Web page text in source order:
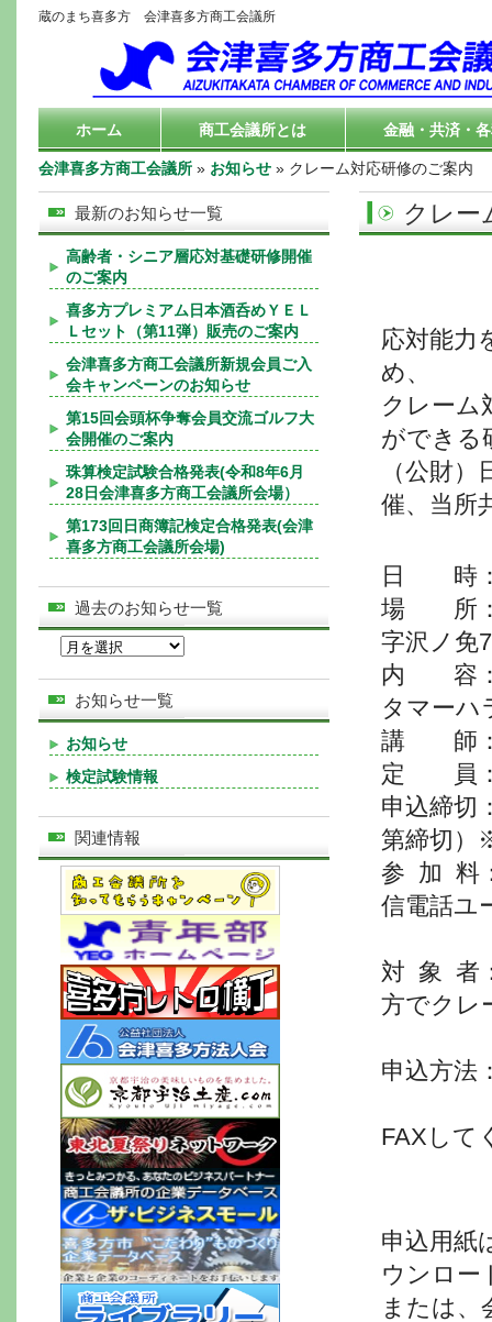
蔵のまち喜多方 会津喜多方商工会議所
ホーム 商工会議所とは 金融・共済・
会津喜多方商工会議所 » お知らせ » クレーム対応研修のご案内
クレー
応対能力
め、
クレーム
ができる
（公財
催、当所
日 時：
場 所：
字沢ノ免
内 容：
タマーハ
講 師：
定 員：
申込締切
第締切）
参 加 料
信電話ユ
対 象 者
方でクレ
申込方法
FAXして
申込用紙
ウンロー
または、
最新のお知らせ一覧
高齢者・シニア層応対基礎研修開催
のご案内
喜多方プレミアム日本酒呑めＹＥＬ
Ｌセット（第11弾）販売のご案内
会津喜多方商工会議所新規会員ご入
会キャンペーンのお知らせ
第15回会頭杯争奪会員交流ゴルフ大
会開催のご案内
珠算検定試験合格発表(令和8年6月
28日会津喜多方商工会議所会場）
第173回日商簿記検定合格発表(会津
喜多方商工会議所会場)
過去のお知らせ一覧
お知らせ一覧
お知らせ
検定試験情報
関連情報